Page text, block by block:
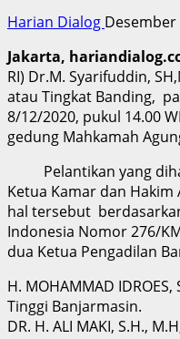
Harian Dialog Desember
Jakarta,
RI) Dr.M. Syarifuddin,
atau Tingkat Banding,
8/12/2020, pukul 14.00
gedung Mahkamah
Pelantikan yang
Ketua Kamar dan
hal tersebut
Indonesia Nomor 276/
dua Ketua Pengadilan
H. MOHAMMAD
Tinggi Banjarmasin.
DR. H. ALI MAKI, S.H.,